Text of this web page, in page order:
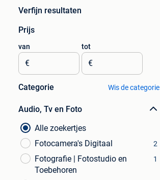
Verfijn resultaten
Prijs
van
€
tot
€
Categorie Wis de categorie
Audio, Tv en Foto
Alle zoekertjes
Fotocamera's Digitaal
2
Fotografie | Fotostudio en
Toebehoren
1